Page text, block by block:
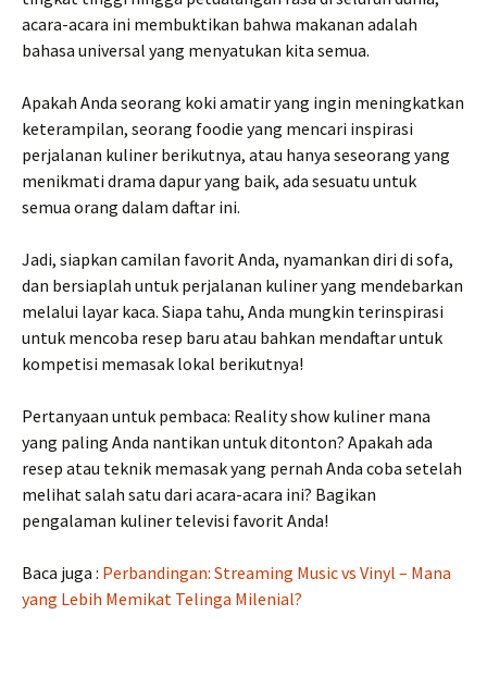
acara-acara ini membuktikan bahwa makanan adalah
bahasa universal yang menyatukan kita semua.
Apakah Anda seorang koki amatir yang ingin meningkatkan
keterampilan, seorang foodie yang mencari inspirasi
perjalanan kuliner berikutnya, atau hanya seseorang yang
menikmati drama dapur yang baik, ada sesuatu untuk
semua orang dalam daftar ini.
Jadi, siapkan camilan favorit Anda, nyamankan diri di sofa,
dan bersiaplah untuk perjalanan kuliner yang mendebarkan
melalui layar kaca. Siapa tahu, Anda mungkin terinspirasi
untuk mencoba resep baru atau bahkan mendaftar untuk
kompetisi memasak lokal berikutnya!
Pertanyaan untuk pembaca: Reality show kuliner mana
yang paling Anda nantikan untuk ditonton? Apakah ada
resep atau teknik memasak yang pernah Anda coba setelah
melihat salah satu dari acara-acara ini? Bagikan
pengalaman kuliner televisi favorit Anda!
Baca juga : Perbandingan: Streaming Music vs Vinyl – Mana
yang Lebih Memikat Telinga Milenial?